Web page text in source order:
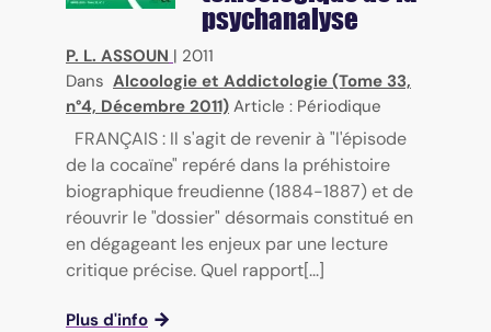
psychanalyse
P. L. ASSOUN | 2011
Dans Alcoologie et Addictologie (Tome 33,
n°4, Décembre 2011) Article : Périodique
FRANÇAIS : Il s'agit de revenir à "l'épisode
de la cocaïne" repéré dans la préhistoire
biographique freudienne (1884-1887) et de
réouvrir le "dossier" désormais constitué en
en dégageant les enjeux par une lecture
critique précise. Quel rapport[...]
Plus d'info